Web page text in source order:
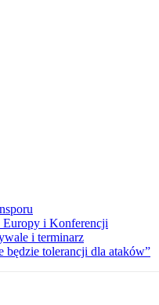
Europy i Konferencji
i terminarz
będzie tolerancji dla ataków”